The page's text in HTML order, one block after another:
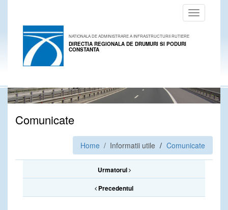
Toggle
navigation
NATIONALA DE ADMINISTRARE A INFRASTRUCTURII RUTIERE
DIRECTIA REGIONALA DE DRUMURI SI PODURI
CONSTANTA
Comunicate
Home / Informatii utile Comunicate
Urmatorul
Precedentul